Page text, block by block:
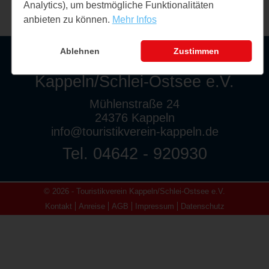
Touristikverein
Kappeln/Schlei-Ostsee e.V.
Mühlenstraße 24
24376 Kappeln
info@touristikverein-kappeln.de
Tel. 04642 - 920930
© 2026 - Touristikverein Kappeln/Schlei-Ostsee e.V.
Kontakt
Anreise AGB Impressum Datenschutz
Analytics), um bestmögliche Funktionalitäten
anbieten zu können. Mehr Infos
Ablehnen Zustimmen